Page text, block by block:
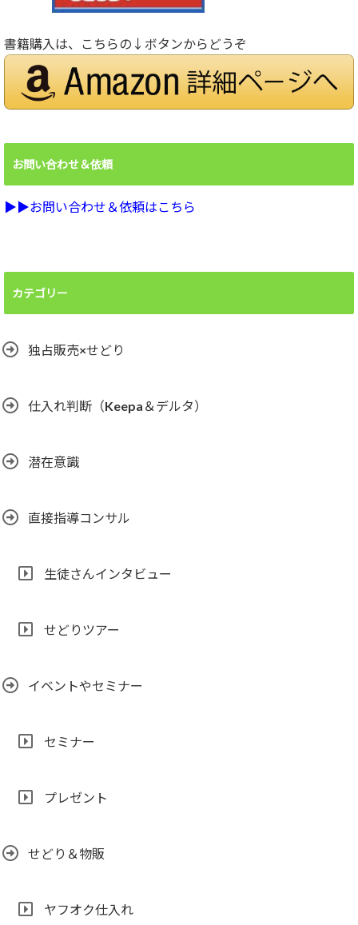
書籍購入は、こちらの↓ボタンからどうぞ
お問い合わせ＆依頼
▶︎▶︎お問い合わせ＆依頼はこちら
カテゴリー
独占販売×せどり
仕入れ判断（Keepa＆デルタ）
潜在意識
直接指導コンサル
生徒さんインタビュー
せどりツアー
イベントやセミナー
セミナー
プレゼント
せどり＆物販
ヤフオク仕入れ